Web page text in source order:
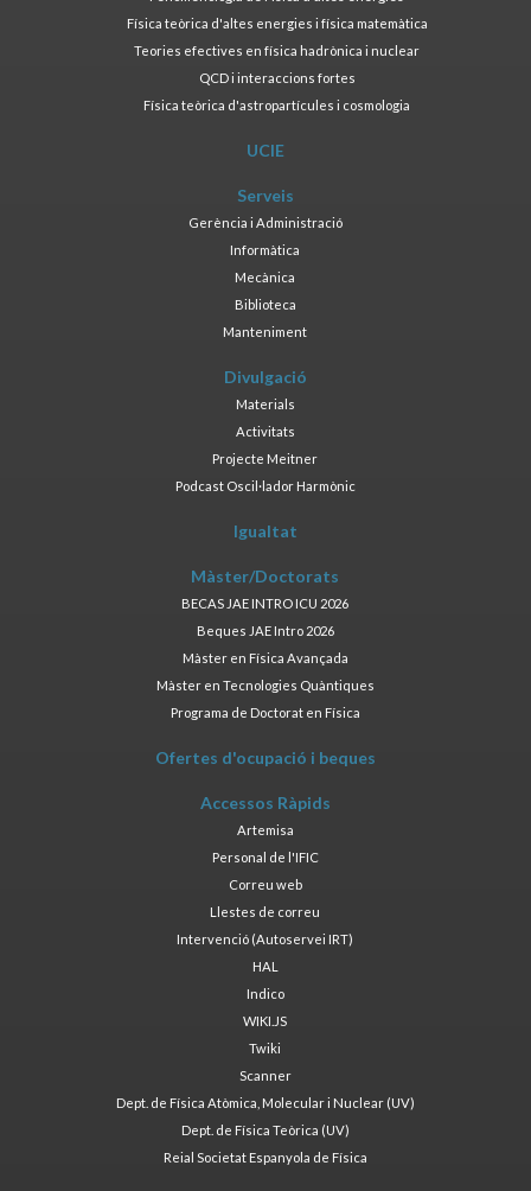
Física teòrica d'altes energies i física matemàtica
Teories efectives en física hadrònica i nuclear
QCD i interaccions fortes
Física teòrica d'astropartícules i cosmologia
UCIE
Serveis
Gerència i Administració
Informàtica
Mecànica
Biblioteca
Manteniment
Divulgació
Materials
Activitats
Projecte Meitner
Podcast Oscil·lador Harmònic
Igualtat
Màster/Doctorats
BECAS JAE INTRO ICU 2026
Beques JAE Intro 2026
Màster en Física Avançada
Màster en Tecnologies Quàntiques
Programa de Doctorat en Física
Ofertes d'ocupació i beques
Accessos Ràpids
Artemisa
Personal de l'IFIC
Correu web
Llestes de correu
Intervenció (Autoservei IRT)
HAL
Indico
WIKI.JS
Twiki
Scanner
Dept. de Física Atòmica, Molecular i Nuclear (UV)
Dept. de Física Teòrica (UV)
Reial Societat Espanyola de Física